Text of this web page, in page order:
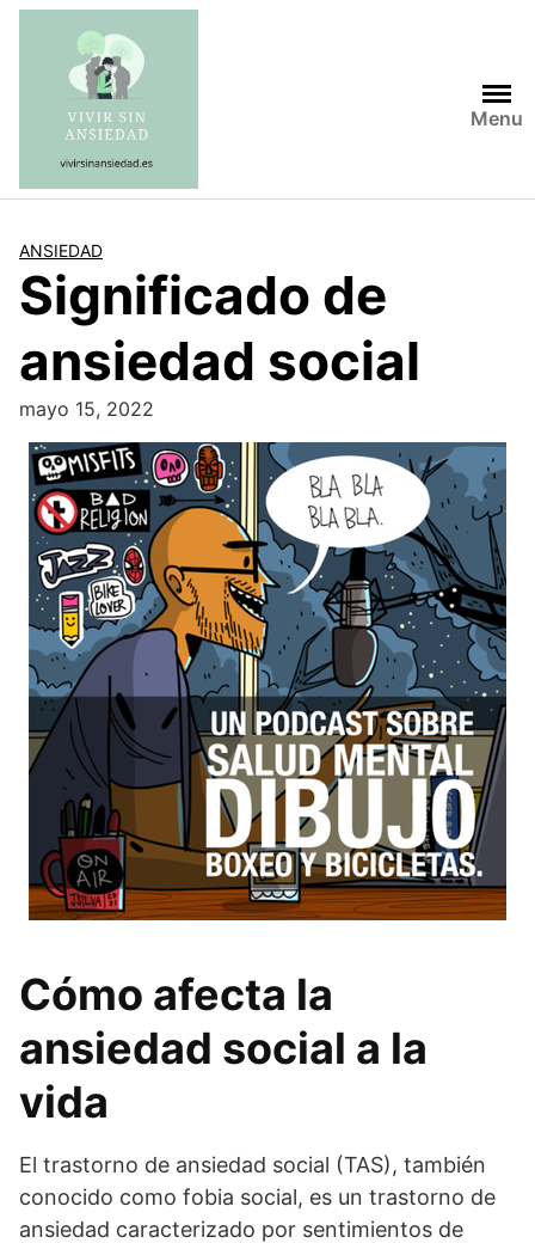
Saltar
contenido
Menu
ANSIEDAD
Significado de
ansiedad social
mayo 15, 2022
Cómo afecta la
ansiedad social a la
vida
El trastorno de ansiedad social (TAS), también
conocido como fobia social, es un trastorno de
ansiedad caracterizado por sentimientos de